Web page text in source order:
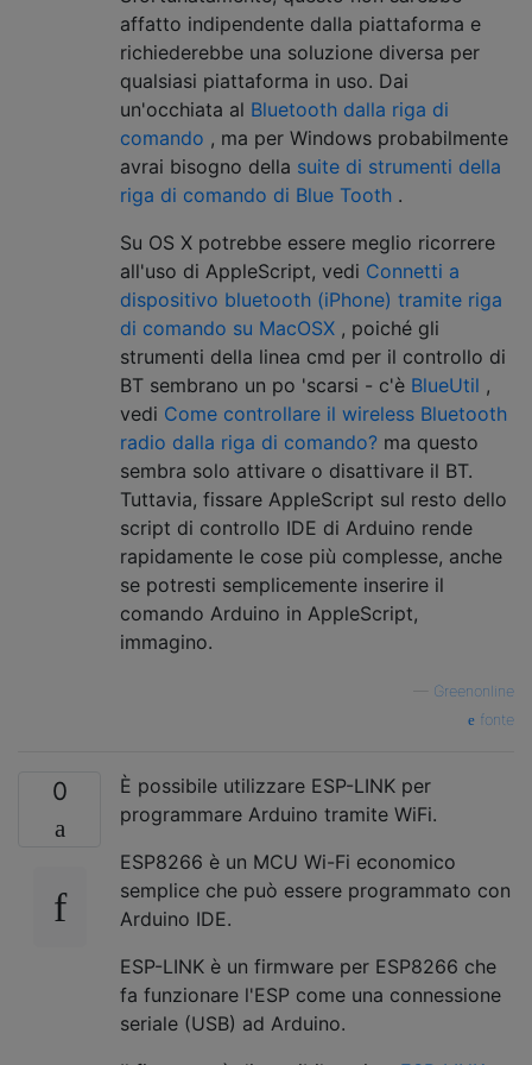
affatto indipendente dalla piattaforma e
richiederebbe una soluzione diversa per
qualsiasi piattaforma in uso. Dai
un'occhiata al Bluetooth dalla riga di
comando , ma per Windows probabilmente
avrai bisogno della suite di strumenti della
riga di comando di Blue Tooth .
Su OS X potrebbe essere meglio ricorrere
all'uso di AppleScript, vedi Connetti a
dispositivo bluetooth (iPhone) tramite riga
di comando su MacOSX , poiché gli
strumenti della linea cmd per il controllo di
BT sembrano un po 'scarsi - c'è BlueUtil ,
vedi Come controllare il wireless Bluetooth
radio dalla riga di comando? ma questo
sembra solo attivare o disattivare il BT.
Tuttavia, fissare AppleScript sul resto dello
script di controllo IDE di Arduino rende
rapidamente le cose più complesse, anche
se potresti semplicemente inserire il
comando Arduino in AppleScript,
immagino.
Greenonline
fonte
0
È possibile utilizzare ESP-LINK per
programmare Arduino tramite WiFi.
ESP8266 è un MCU Wi-Fi economico
semplice che può essere programmato con
Arduino IDE.
ESP-LINK è un firmware per ESP8266 che
fa funzionare l'ESP come una connessione
seriale (USB) ad Arduino.